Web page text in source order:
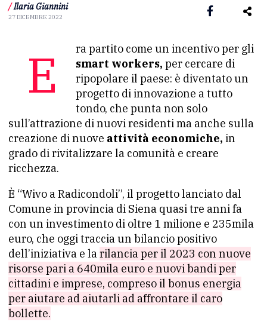
/ Ilaria Giannini
27 DICEMBRE 2022
Era partito come un incentivo per gli
smart workers, per cercare di
ripopolare il paese: è diventato un
progetto di innovazione a tutto
tondo, che punta non solo
sull’attrazione di nuovi residenti ma anche sulla
creazione di nuove attività economiche, in
grado di rivitalizzare la comunità e creare
ricchezza.
È “Wivo a Radicondoli”, il progetto lanciato dal
Comune in provincia di Siena quasi tre anni fa
con un investimento di oltre 1 milione e 235mila
euro, che oggi traccia un bilancio positivo
dell’iniziativa e larilancia per il 2023 con nuove
risorse pari a 640mila euro e nuovi bandi per
cittadini e imprese, compreso il bonus energia
per aiutare ad aiutarli ad affrontare il caro
bollette.